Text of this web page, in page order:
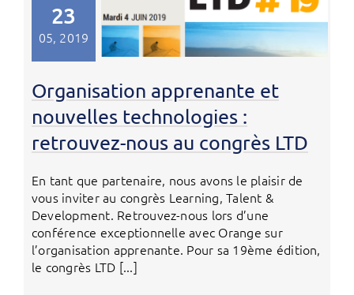
23
05, 2019
Organisation apprenante et
nouvelles technologies :
retrouvez-nous au congrès LTD
En tant que partenaire, nous avons le plaisir de
vous inviter au congrès Learning, Talent &
Development. Retrouvez-nous lors d’une
conférence exceptionnelle avec Orange sur
l’organisation apprenante. Pour sa 19ème édition,
le congrès LTD [...]